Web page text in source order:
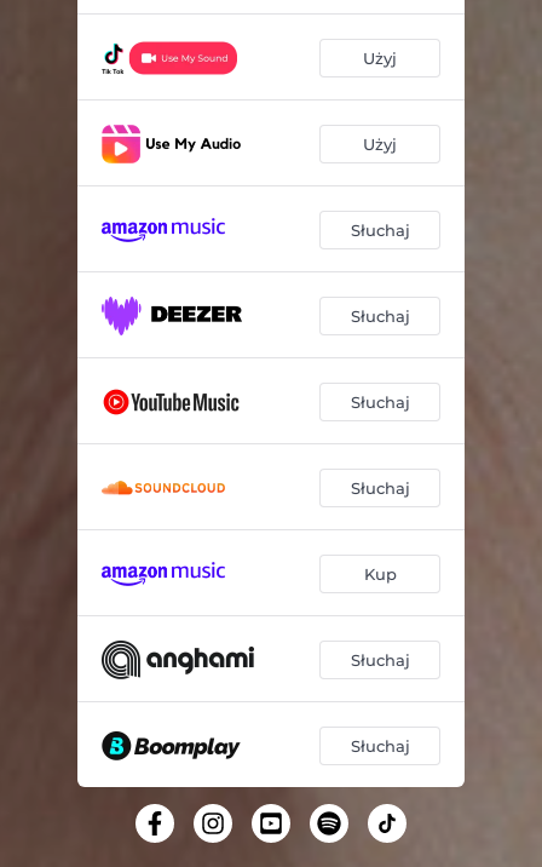
Użyj
Użyj
Słuchaj
Słuchaj
Słuchaj
Słuchaj
Kup
Słuchaj
Słuchaj